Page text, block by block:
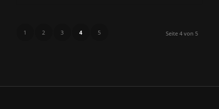
Seite 4 von 5
1 2 3 4 5